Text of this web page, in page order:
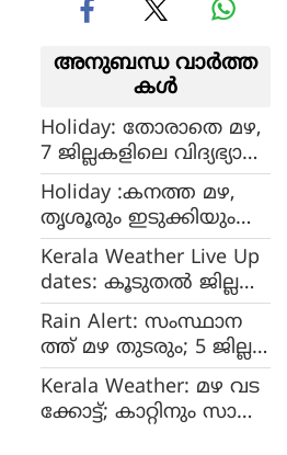
അനുബന്ധ വാര്‍ത്ത
കള്‍
Holiday: തോരാതെ മഴ,
7 ജില്ലകളിലെ വിദ്യഭ്യാസ
സ്ഥാപനങ്ങൾക്ക് നാളെ
അവധി
Holiday :കനത്ത മഴ,
തൃശൂരും ഇടുക്കിയും
അടക്കം 3 ജില്ലകളിലെ
വിദ്യഭ്യാസ സ്ഥാപനങ്ങ
ൾക്ക് നാളെ അവധി
Kerala Weather Live Up
dates: കൂടുതല്‍ ജില്ലക
ളില്‍ ഓറഞ്ച് അലര്‍ട്ട്,
തൃശൂരും ഇടുക്കിയും
അവധി; കാലാവസ്ഥ
വാര്‍ത്തകള്‍ തത്സമയം
Rain Alert: സംസ്ഥാന
ത്ത് മഴ തുടരും; 5 ജില്ല
കളിൽ യെല്ലോ അലർട്ട്,
മുന്നറിയിപ്പ്
Kerala Weather: മഴ വട
ക്കോട്ട്; കാറ്റിനും സാധ്യ